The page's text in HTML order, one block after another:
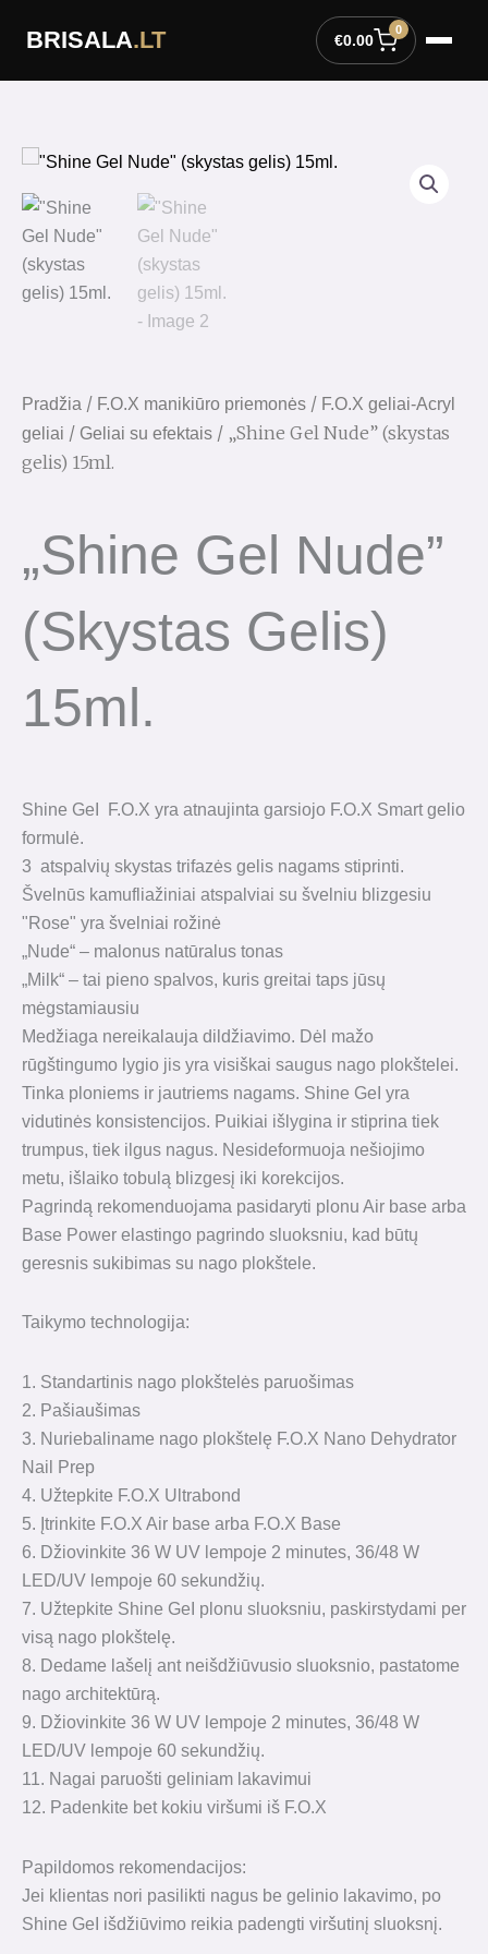
BRISALA.LT €0.00
0
Pradžia / F.O.X manikiūro priemonės / F.O.X geliai-Acryl
geliai / Geliai su efektais / „Shine Gel Nude” (skystas
gelis) 15ml.
„Shine Gel Nude”
(skystas Gelis)
15ml.
Shine GeI F.O.X yra atnaujinta garsiojo F.O.X Smart gelio
formulė.
3 atspalvių skystas trifazės gelis nagams stiprinti.
Švelnūs kamufliažiniai atspalviai su švelniu blizgesiu
"Rose" yra švelniai rožinė
„Nude“ – malonus natūralus tonas
„Milk“ – tai pieno spalvos, kuris greitai taps jūsų
mėgstamiausiu
Medžiaga nereikalauja dildžiavimo. Dėl mažo
rūgštingumo lygio jis yra visiškai saugus nago plokštelei.
Tinka ploniems ir jautriems nagams. Shine GeI yra
vidutinės konsistencijos. Puikiai išlygina ir stiprina tiek
trumpus, tiek ilgus nagus. Nesideformuoja nešiojimo
metu, išlaiko tobulą blizgesį iki korekcijos.
Pagrindą rekomenduojama pasidaryti plonu Air base arba
Base Power elastingo pagrindo sluoksniu, kad būtų
geresnis sukibimas su nago plokštele.
Taikymo technologija:
1. Standartinis nago plokštelės paruošimas
2. Pašiaušimas
3. Nuriebaliname nago plokštelę F.O.X Nano Dehydrator
Nail Prep
4. Užtepkite F.O.X Ultrabond
5. Įtrinkite F.O.X Air base arba F.O.X Base
6. Džiovinkite 36 W UV lempoje 2 minutes, 36/48 W
LED/UV lempoje 60 sekundžių.
7. Užtepkite Shine GeI plonu sluoksniu, paskirstydami per
visą nago plokštelę.
8. Dedame lašelį ant neišdžiūvusio sluoksnio, pastatome
nago architektūrą.
9. Džiovinkite 36 W UV lempoje 2 minutes, 36/48 W
LED/UV lempoje 60 sekundžių.
11. Nagai paruošti geliniam lakavimui
12. Padenkite bet kokiu viršumi iš F.O.X
Papildomos rekomendacijos:
Jei klientas nori pasilikti nagus be gelinio lakavimo, po
Shine GeI išdžiūvimo reikia padengti viršutinį sluoksnį.